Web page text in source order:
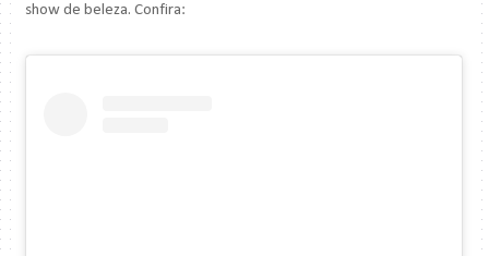
show de beleza. Confira: